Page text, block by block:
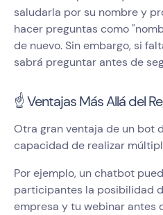
saludarla por su nombre y
hacer preguntas como
de nuevo. Sin embargo, si
sabrá preguntar antes de
☝️ Ventajas Más Allá del
Otra gran ventaja de un bot
capacidad de realizar
Por ejemplo, un chatbot
participantes la posibilidad
empresa y tu webinar antes